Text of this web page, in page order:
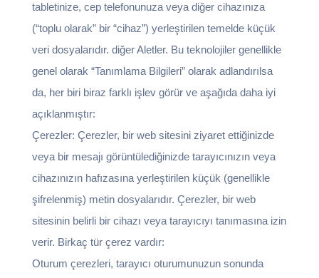
tabletinize, cep telefonunuza veya diğer cihazınıza
(“toplu olarak” bir “cihaz”) yerleştirilen temelde küçük
veri dosyalarıdır. diğer Aletler. Bu teknolojiler genellikle
genel olarak “Tanımlama Bilgileri” olarak adlandırılsa
da, her biri biraz farklı işlev görür ve aşağıda daha iyi
açıklanmıştır:
Çerezler: Çerezler, bir web sitesini ziyaret ettiğinizde
veya bir mesajı görüntülediğinizde tarayıcınızın veya
cihazınızın hafızasına yerleştirilen küçük (genellikle
şifrelenmiş) metin dosyalarıdır. Çerezler, bir web
sitesinin belirli bir cihazı veya tarayıcıyı tanımasına izin
verir. Birkaç tür çerez vardır:
Oturum çerezleri, tarayıcı oturumunuzun sonunda